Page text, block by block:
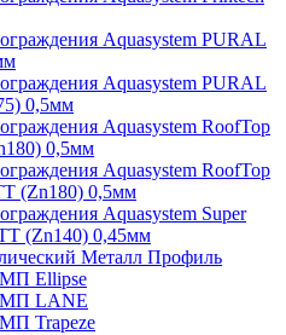
Aquasystem PURAL
Aquasystem PURAL
0,5мм
Aquasystem RoofTop
0,5мм
Aquasystem RoofTop
(Zn180) 0,5мм
Aquasystem Super
(Zn140) 0,45мм
Металл Профиль
Ellipse
МП LANE
Trapeze